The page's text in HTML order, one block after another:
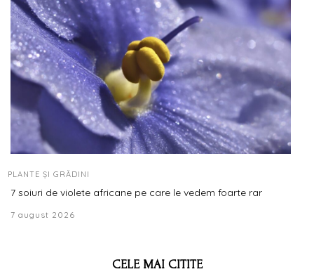
PLANTE ȘI GRĂDINI
7 soiuri de violete africane pe care le vedem foarte rar
7 august 2026
CELE MAI CITITE